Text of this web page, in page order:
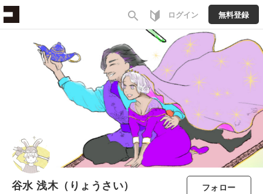
search ログイン 無料登録
谷水 浅木（りょうさい） フォロー